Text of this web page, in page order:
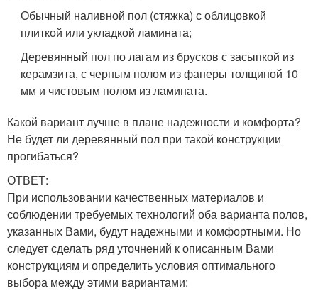
Обычный наливной пол (стяжка) с облицовкой
плиткой или укладкой ламината;
Деревянный пол по лагам из брусков с засыпкой из
керамзита, с черным полом из фанеры толщиной 10
мм и чистовым полом из ламината.
Какой вариант лучше в плане надежности и комфорта?
Не будет ли деревянный пол при такой конструкции
прогибаться?
ОТВЕТ:
При использовании качественных материалов и
соблюдении требуемых технологий оба варианта полов,
указанных Вами, будут надежными и комфортными. Но
следует сделать ряд уточнений к описанным Вами
конструкциям и определить условия оптимального
выбора между этими вариантами: